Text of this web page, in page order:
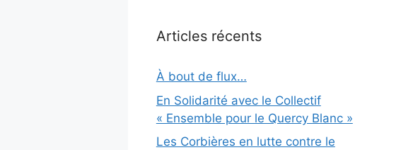
Articles récents
À bout de flux…
En Solidarité avec le Collectif
« Ensemble pour le Quercy Blanc »
Les Corbières en lutte contre le